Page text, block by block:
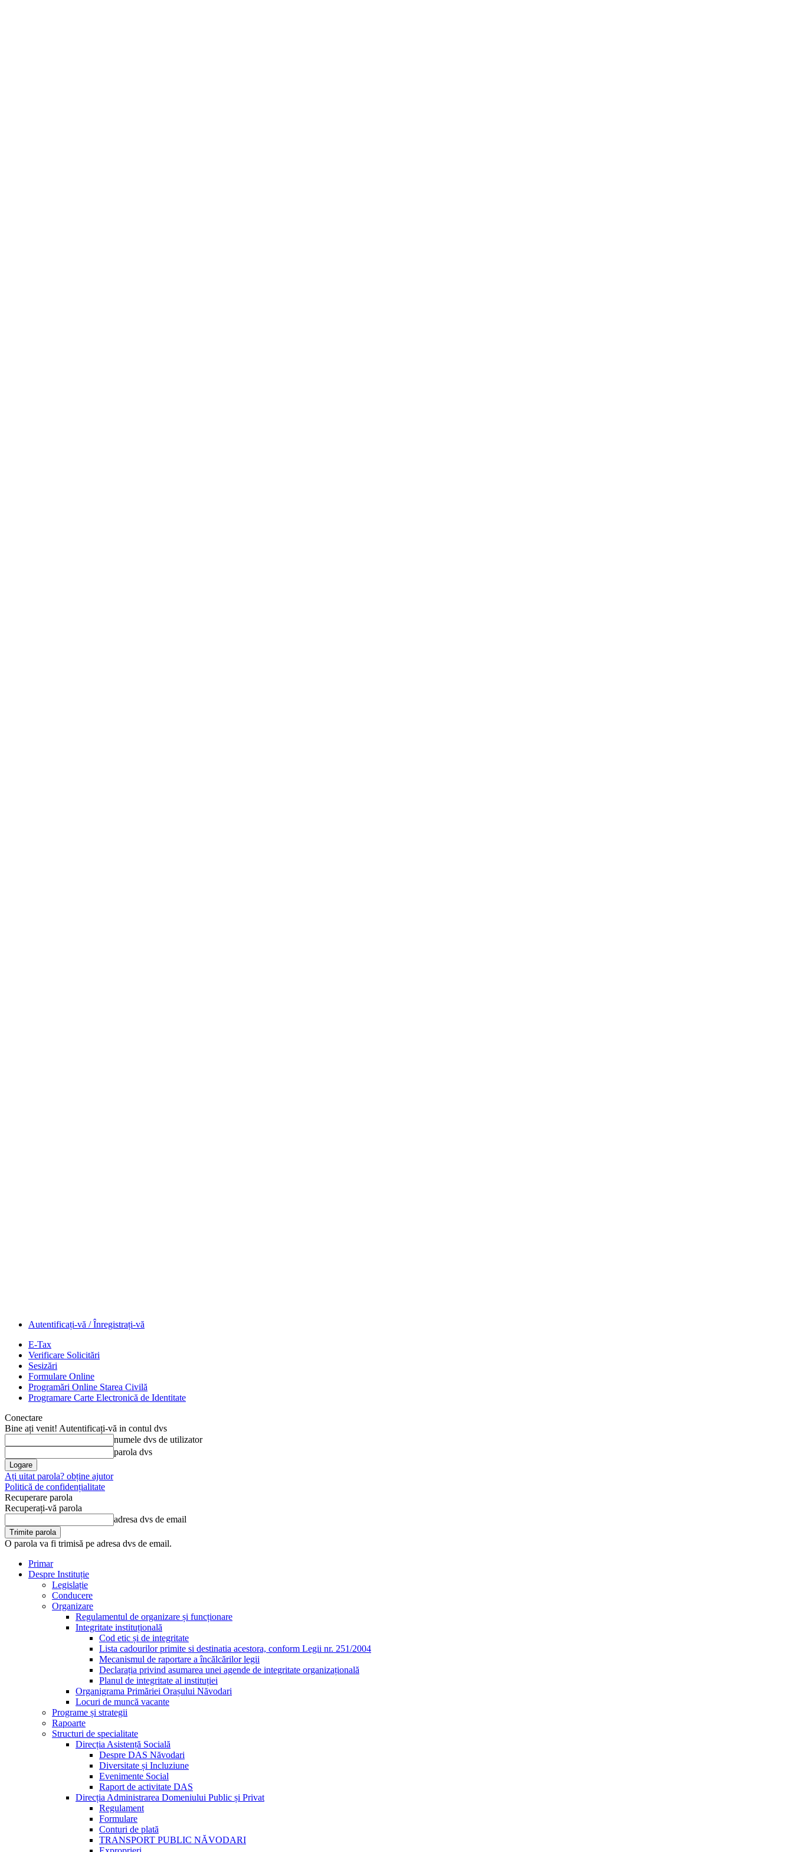
Autentificați-vă / Înregistrați-vă
E-Tax
Verificare Solicitări
Sesizări
Formulare Online
Programări Online Starea Civilă
Programare Carte Electronică de Identitate
Conectare
Bine ați venit! Autentificați-vă in contul dvs
numele dvs de utilizator
parola dvs
Ați uitat parola? obține ajutor
Politică de confidențialitate
Recuperare parola
Recuperați-vă parola
adresa dvs de email
O parola va fi trimisă pe adresa dvs de email.
Primar
Despre Instituție
Legislație
Conducere
Organizare
Regulamentul de organizare și funcționare
Integritate instituțională
Cod etic și de integritate
Lista cadourilor primite si destinatia acestora, conform Legii nr. 251/2004
Mecanismul de raportare a încălcărilor legii
Declarația privind asumarea unei agende de integritate organizațională
Planul de integritate al instituției
Organigrama Primăriei Orașului Năvodari
Locuri de muncă vacante
Programe și strategii
Rapoarte
Structuri de specialitate
Direcția Asistență Socială
Despre DAS Năvodari
Diversitate și Incluziune
Evenimente Social
Raport de activitate DAS
Direcția Administrarea Domeniului Public și Privat
Regulament
Formulare
Conturi de plată
TRANSPORT PUBLIC NĂVODARI